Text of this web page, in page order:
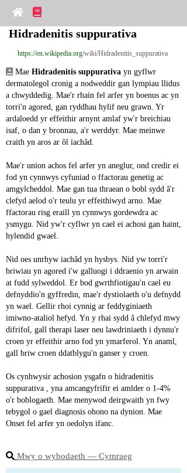
Hidradenitis suppurativa
https://en.wikipedia.org/wiki/Hidradenitis_suppurativa
Mae Hidradenitis suppurativa yn gyflwr
dermatolegol cronig a nodweddir gan lympiau llidus
a chwyddedig. Mae'r rhain fel arfer yn boenus ac yn
torri'n agored, gan ryddhau hylif neu grawn. Yr
ardaloedd yr effeithir arnynt amlaf yw'r breichiau
isaf, o dan y bronnau, a'r werddyr. Mae meinwe
craith yn aros ar ôl iachâd.
Mae'r union achos fel arfer yn aneglur, ond credir ei
fod yn cynnwys cyfuniad o ffactorau genetig ac
amgylcheddol. Mae gan tua thraean o bobl sydd â'r
clefyd aelod o'r teulu yr effeithiwyd arno. Mae
ffactorau risg eraill yn cynnwys gordewdra ac
ysmygu. Nid yw'r cyflwr yn cael ei achosi gan haint,
hylendid gwael.
Nid oes unrhyw iachâd yn hysbys. Nid yw torri'r
briwiau yn agored i'w galluogi i ddraenio yn arwain
at fudd sylweddol. Er bod gwrthfiotigau'n cael eu
defnyddio'n gyffredin, mae'r dystiolaeth o'u defnydd
yn wael. Gellir rhoi cynnig ar feddyginiaeth
imiwno-ataliol hefyd. Yn y rhai sydd â chlefyd mwy
difrifol, gall therapi laser neu lawdriniaeth i dynnu'r
croen yr effeithir arno fod yn ymarferol. Yn anaml,
gall briw croen ddatblygu'n ganser y croen.
Os cynhwysir achosion ysgafn o hidradenitis
suppurativa , yna amcangyfrifir ei amlder o 1-4%
o'r boblogaeth. Mae menywod deirgwaith yn fwy
tebygol o gael diagnosis ohono na dynion. Mae
Onset fel arfer yn oedolyn ifanc.
Mwy o wybodaeth ― Cymraeg